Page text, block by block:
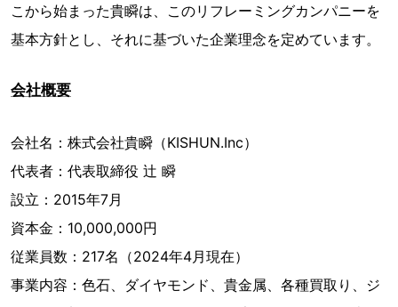
こから始まった貴瞬は、このリフレーミングカンパニーを
基本方針とし、それに基づいた企業理念を定めています。
会社概要
会社名：株式会社貴瞬（KISHUN.Inc）
代表者：代表取締役 辻 瞬
設立：2015年7月
資本金：10,000,000円
従業員数：217名（2024年4月現在）
事業内容：色石、ダイヤモンド、貴金属、各種買取り、ジ